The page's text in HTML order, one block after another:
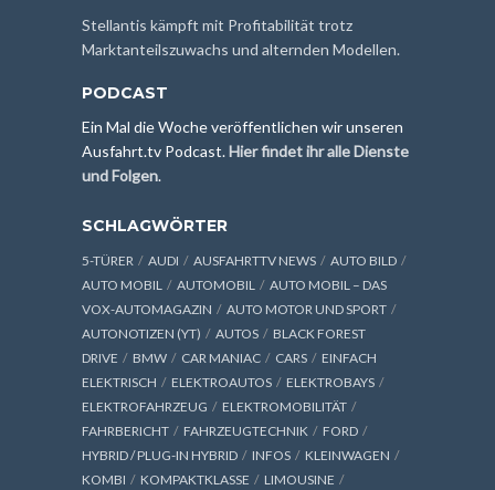
Stellantis kämpft mit Profitabilität trotz
Marktanteilszuwachs und alternden Modellen.
PODCAST
Ein Mal die Woche veröffentlichen wir unseren
Ausfahrt.tv Podcast.Hier findet ihr alle Dienste
und Folgen.
SCHLAGWÖRTER
5-TÜRER AUDI AUSFAHRTTV NEWS
AUTO BILD
AUTO MOBIL
AUTOMOBIL
AUTO MOBIL – DAS
VOX-AUTOMAGAZIN
AUTO MOTOR UND SPORT
AUTONOTIZEN (YT)
AUTOS
BLACK FOREST
DRIVE
BMW CAR MANIAC CARS
EINFACH
ELEKTRISCH
ELEKTROAUTOS
ELEKTROBAYS
ELEKTROFAHRZEUG
ELEKTROMOBILITÄT
FAHRBERICHT
FAHRZEUGTECHNIK
FORD
HYBRID / PLUG-IN HYBRID
INFOS
KLEINWAGEN
KOMBI
KOMPAKTKLASSE
LIMOUSINE